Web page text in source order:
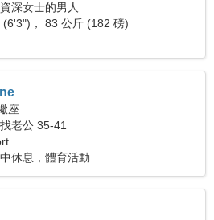
深女士的男人
(6'3")， 83 公斤 (182 磅)
座
老公 35-41
休息，體育活動